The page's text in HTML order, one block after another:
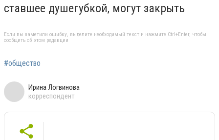
ставшее душегубкой, могут закрыть
Если вы заметили ошибку, выделите необходимый текст и нажмите Ctrl+Enter, чтобы
сообщить об этом редакции
#общество
Ирина Логвинова
корреспондент